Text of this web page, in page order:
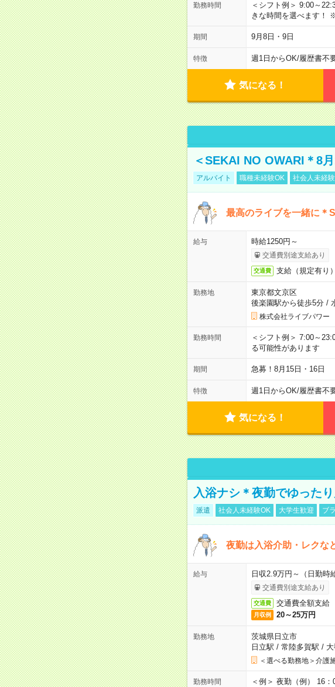
勤務時間
＜シフト例＞ 9:00～
きな時間を選べます！
期間 9月8日・9日
特徴 週1日からOK/履歴書不
気になる！
＜SEKAI NO OWARI＊8
アルバイト 職種未経験OK 社会人未経
最高のライブを一緒に＊
給与 時給1250円～
交通費別途支給あり
交通費 支給（規定有り）
勤務地
東京都文京区
後楽園駅から徒歩5分/
株式会社ライブパワー
勤務時間
＜シフト例＞ 7:00～
る可能性があります
期間 急募！8月15日・16日
特徴 週1日からOK/履歴書不
気になる！
入浴ナシ＊夜勤でゆった
派遣 社会人未経験OK 大学生歓迎 ブ
夜勤は入浴介助・レクな
給与 日収2.9万円～（日勤時
交通費別途支給あり
交通費 交通費全額支給
月収例 20～25万円
勤務地
茨城県日立市
日立駅 / 常陸多賀駅 /
＜選べる勤務地＞介
勤務時間 ＜例＞ 夜勤（例） 16